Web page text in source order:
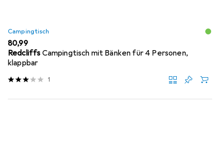
Campingtisch
EUR
80,99
Redcliffs Campingtisch mit Bänken für 4 Personen,
klappbar
1